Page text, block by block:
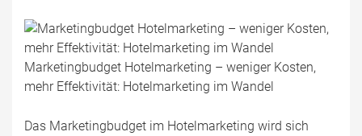
Marketingbudget Hotelmarketing – weniger Kosten,
mehr Effektivität: Hotelmarketing im Wandel
Das Marketingbudget im Hotelmarketing wird sich